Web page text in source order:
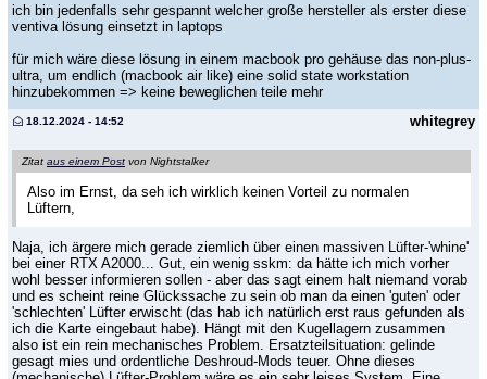
ich bin jedenfalls sehr gespannt welcher große hersteller als erster diese
ventiva lösung einsetzt in laptops
für mich wäre diese lösung in einem macbook pro gehäuse das non-plus-
ultra, um endlich (macbook air like) eine solid state workstation
hinzubekommen => keine beweglichen teile mehr
whitegrey
18.12.2024 - 14:52
Zitat aus einem Post von Nightstalker
Also im Ernst, da seh ich wirklich keinen Vorteil zu normalen
Lüftern,
Naja, ich ärgere mich gerade ziemlich über einen massiven Lüfter-'whine'
bei einer RTX A2000... Gut, ein wenig sskm: da hätte ich mich vorher
wohl besser informieren sollen - aber das sagt einem halt niemand vorab
und es scheint reine Glückssache zu sein ob man da einen 'guten' oder
'schlechten' Lüfter erwischt (das hab ich natürlich erst raus gefunden als
ich die Karte eingebaut habe). Hängt mit den Kugellagern zusammen
also ist ein rein mechanisches Problem. Ersatzteilsituation: gelinde
gesagt mies und ordentliche Deshroud-Mods teuer. Ohne dieses